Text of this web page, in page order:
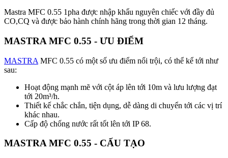
Mastra MFC 0.55 1pha được nhập khẩu nguyên chiếc với đầy đủ
CO,CQ và được bảo hành chính hãng trong thời gian 12 tháng.
MASTRA MFC 0.55 - ƯU ĐIỂM
MASTRA MFC 0.55 có một số ưu điểm nổi trội, có thể kể tới như
sau:
Hoạt động mạnh mẽ với cột áp lên tới 10m và lưu lượng đạt
tới 20m³/h.
Thiết kế chắc chắn, tiện dụng, dễ dàng di chuyển tới các vị trí
khác nhau.
Cấp độ chống nước rất tốt lên tới IP 68.
MASTRA MFC 0.55 - CẤU TẠO